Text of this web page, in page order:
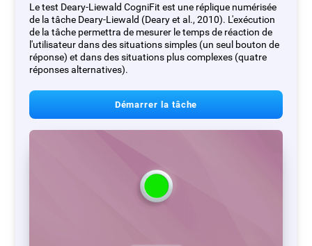
Le test Deary-Liewald CogniFit est une réplique numérisée
de la tâche Deary-Liewald (Deary et al., 2010). L'exécution
de la tâche permettra de mesurer le temps de réaction de
l'utilisateur dans des situations simples (un seul bouton de
réponse) et dans des situations plus complexes (quatre
réponses alternatives).
Démarrer la tâche